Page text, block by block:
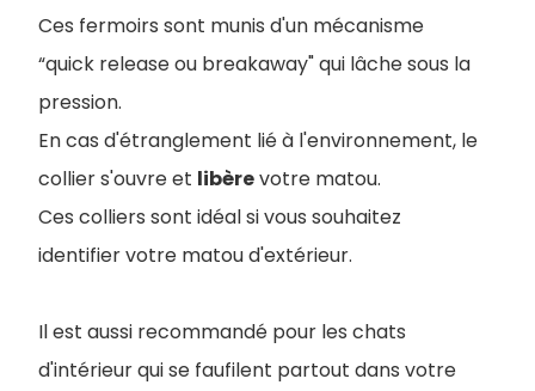
Ces fermoirs sont munis d'un mécanisme
“quick release ou breakaway" qui lâche sous la
pression.
En cas d'étranglement lié à l'environnement, le
collier s'ouvre et libèrevotre matou.
Ces colliers sont idéal si vous souhaitez
identifier votre matou d'extérieur.
Il est aussi recommandé pour les chats
d'intérieur qui se faufilent partout dans votre